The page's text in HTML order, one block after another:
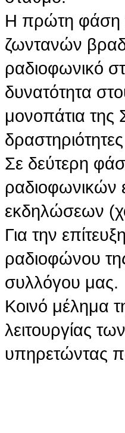
Η πρώτη φάση
ζωντανών
ραδιοφωνικό
δυνατότητα
μονοπάτια της
Σε δεύτερη
ραδιοφωνικών
εκδηλώσεων
Για την
ραδιοφώνου
συλλόγου μας.
Κοινό μέλημα
λειτουργίας
υπηρετώντας